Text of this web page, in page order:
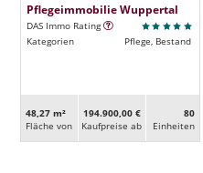
Pflegeimmobilie Wuppertal
DAS Immo Rating
Kategorien
Pflege, Bestand
48,27 m²
Fläche von
194.900,00 €
Kaufpreise ab
80
Ein­heiten